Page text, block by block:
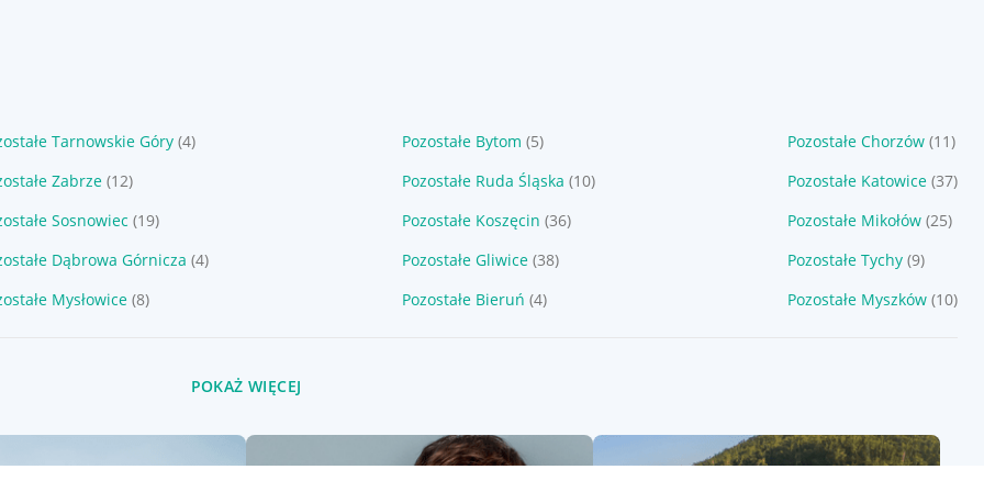
Tarnowskie Góry (4) Pozostałe Bytom (5) Pozostałe Chorzów (11)
Zabrze (12) Pozostałe Ruda Śląska (10) Pozostałe Katowice (37)
Sosnowiec (19) Pozostałe Koszęcin (36) Pozostałe Mikołów (25)
Dąbrowa Górnicza (4) Pozostałe Gliwice (38) Pozostałe Tychy (9)
Mysłowice (8) Pozostałe Bieruń (4) Pozostałe Myszków (10)
POKAŻ WIĘCEJ